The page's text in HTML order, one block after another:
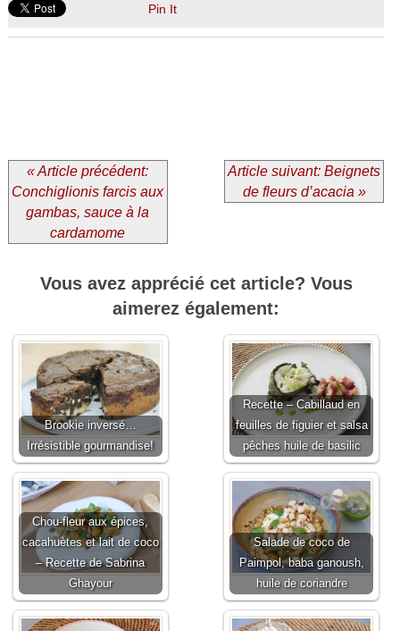
Pin It
« Article précédent:
Conchiglionis farcis aux
gambas, sauce à la
cardamome
Article suivant: Beignets
de fleurs d’acacia »
Vous avez apprécié cet article? Vous
aimerez également:
Brookie inversé…
Irrésistible gourmandise!
Recette – Cabillaud en
feuilles de figuier et salsa
pêches huile de basilic
Chou-fleur aux épices,
cacahuètes et lait de coco
– Recette de Sabrina
Ghayour
Salade de coco de
Paimpol, baba ganoush,
huile de coriandre